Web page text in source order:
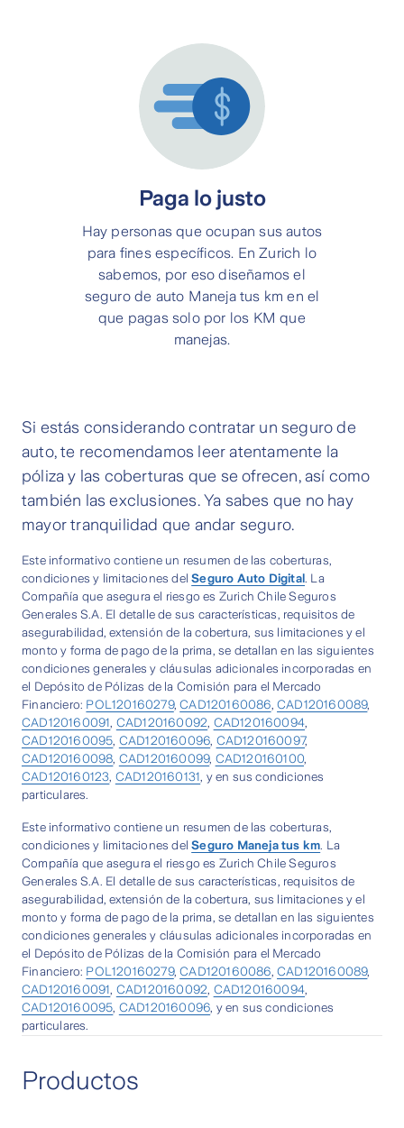
Paga lo justo
Hay personas que ocupan sus autos
para fines específicos. En Zurich lo
sabemos, por eso diseñamos el
seguro de auto Maneja tus km en el
que pagas solo por los KM que
manejas.
Si estás considerando contratar un seguro de
auto, te recomendamos leer atentamente la
póliza y las coberturas que se ofrecen, así como
también las exclusiones. Ya sabes que no hay
mayor tranquilidad que andar seguro.
Este informativo contiene un resumen de las coberturas,
condiciones y limitaciones delSeguro Auto Digital. La
Compañía que asegura el riesgo es Zurich Chile Seguros
Generales S.A. El detalle de sus características, requisitos de
asegurabilidad, extensión de la cobertura, sus limitaciones y el
monto y forma de pago de la prima, se detallan en las siguientes
condiciones generales y cláusulas adicionales incorporadas en
el Depósito de Pólizas de la Comisión para el Mercado
Financiero: POL120160279,CAD120160086,CAD120160089,
CAD120160091, CAD120160092, CAD120160094,
CAD120160095, CAD120160096, CAD120160097,
CAD120160098, CAD120160099, CAD120160100,
CAD120160123, CAD120160131, y en sus condiciones
particulares.
Este informativo contiene un resumen de las coberturas,
condiciones y limitaciones delSeguro Maneja tus km. La
Compañía que asegura el riesgo es Zurich Chile Seguros
Generales S.A. El detalle de sus características, requisitos de
asegurabilidad, extensión de la cobertura, sus limitaciones y el
monto y forma de pago de la prima, se detallan en las siguientes
condiciones generales y cláusulas adicionales incorporadas en
el Depósito de Pólizas de la Comisión para el Mercado
Financiero: POL120160279,CAD120160086,CAD120160089,
CAD120160091, CAD120160092, CAD120160094,
CAD120160095, CAD120160096, y en sus condiciones
particulares.
Productos